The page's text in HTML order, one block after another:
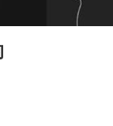
回应车内过夜
现钱学森巨幅海